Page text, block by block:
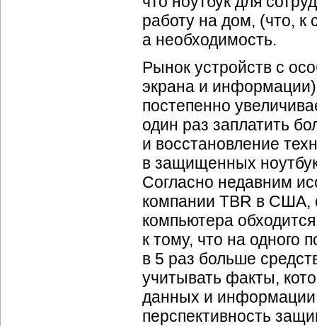
работу на дом, (что,
а необходимость.
Рынок устройств с
экрана и информации)
постепенно
один раз заплатить
и восстановление
в защищенных
Согласно недавним
компании TBR в США,
компьютера
к тому, что на одного
в 5 раз больше
учитывать факты,
данных и
перспективность